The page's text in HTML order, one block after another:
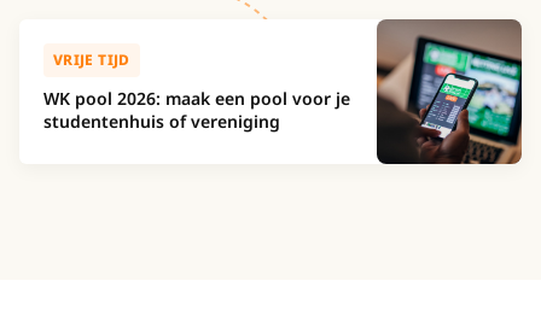
VRIJE TIJD
WK pool 2026: maak een pool voor je
studentenhuis of vereniging